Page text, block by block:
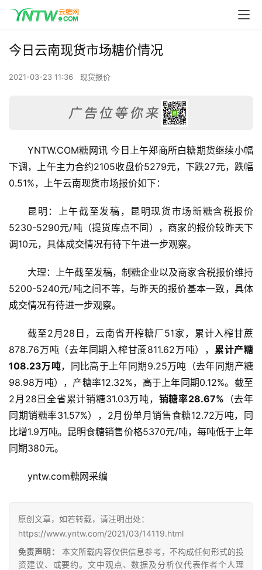
首
页
公
众
号
今日云南现货市场糖价情况
2021-03-23 11:36 现货报价
YNTW.COM糖网讯 今日上午郑商所白糖期货继续小幅
下调，上午主力合约2105收盘价5279元，下跌27元，跌幅
0.51%，上午云南现货市场报价如下：
昆明：上午截至发稿，昆明现货市场新糖含税报价
5230-5290元/吨（提货库点不同），商家的报价较昨天下
调10元，具体成交情况有待下午进一步观察。
大理：上午截至发稿，制糖企业以及商家含税报价维持
5200-5240元/吨之间不等，与昨天的报价基本一致，具体
成交情况有待进一步观察。
截至2月28日，云南省开榨糖厂51家，累计入榨甘蔗
878.76万吨（去年同期入榨甘蔗811.62万吨）， 累计产糖
108.23万吨，同比高于上年同期9.25万吨（去年同期产糖
98.98万吨），产糖率12.32%，高于上年同期0.12%。截至
2月28日全省累计销糖31.03万吨， 销糖率28.67% （去年
同期销糖率31.57%），2月份单月销售食糖12.72万吨，同
比增1.9万吨。昆明食糖销售价格5370元/吨，每吨低于上年
同期380元。
yntw.com糖网采编
原创文章，如若转载，请注明出处：
https://www.yntw.com/2021/03/14119.html
免责声明：
本文所载内容仅供信息参考，不构成任何形式的投
资建议、或要约。文中观点、数据及分析仅代表作者个人理